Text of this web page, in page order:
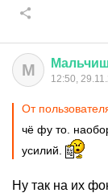
М 12:50,
От
чё фу то.
усилий.
Ну так на их